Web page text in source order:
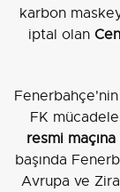
karbon
iptal olan
Fenerbahçe'nin
FK
resmi maçına
başında
Avrupa ve